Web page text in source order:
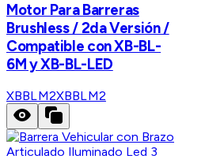
Motor Para Barreras
Brushless / 2da Versión /
Compatible con XB-BL-
6M y XB-BL-LED
XBBLM2XBBLM2